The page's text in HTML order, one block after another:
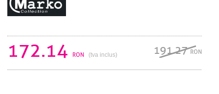
172.14 RON (tva inclus) 191.27RON